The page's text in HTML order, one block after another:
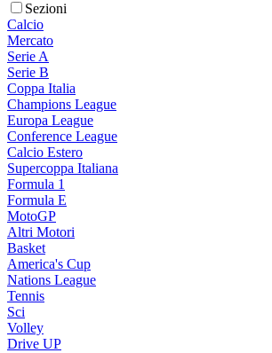
Sezioni
Calcio
Mercato
Serie A
Serie B
Coppa Italia
Champions League
Europa League
Conference League
Calcio Estero
Supercoppa Italiana
Formula 1
Formula E
MotoGP
Altri Motori
Basket
America's Cup
Nations League
Tennis
Sci
Volley
Drive UP